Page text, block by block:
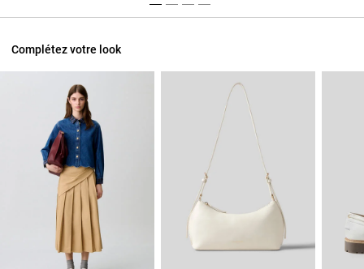
Complétez votre look